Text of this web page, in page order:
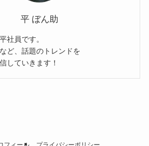
平 ぼん助
社員です。
ど、話題のトレンドを
していきます！